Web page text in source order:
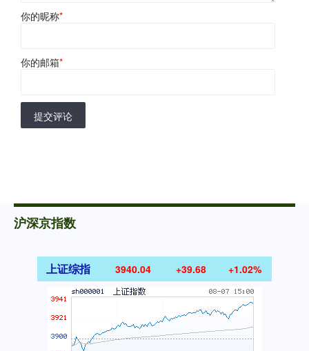
你的昵称*
你的邮箱*
提交评论
沪深京指数
上证综指 3940.04 +39.68 +1.02%